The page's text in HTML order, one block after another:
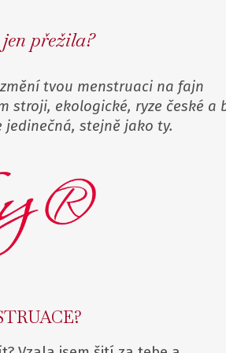
přežila?
tvou menstruaci na fajn
stroji, ekologické, ryze české a
jedinečná, stejně jako ty.